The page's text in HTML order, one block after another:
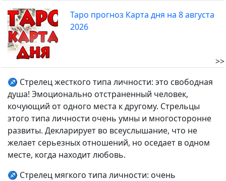
Таро прогноз Карта дня на 8 августа
2026
>>
♐ Стрелец жесткого типа личности: это свободная
душа! Эмоционально отстраненный человек,
кочующий от одного места к другому. Стрельцы
этого типа личности очень умны и многосторонне
развиты. Декларирует во всеуслышание, что не
желает серьезных отношений, но оседает в одном
месте, когда находит любовь.
♐ Стрелец мягкого типа личности: очень